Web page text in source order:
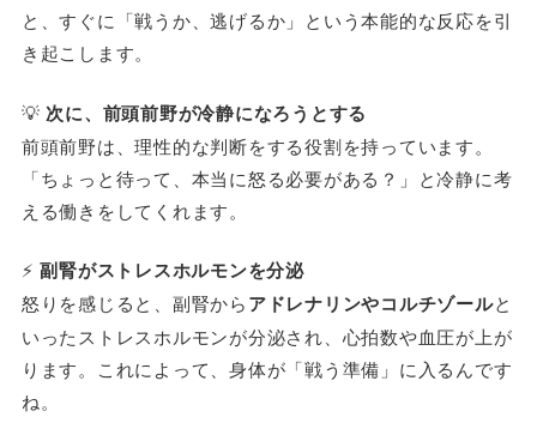
と、すぐに「戦うか、逃げるか」という本能的な反応を引
き起こします。
💡次に、前頭前野が冷静になろうとする
前頭前野は、理性的な判断をする役割を持っています。
「ちょっと待って、本当に怒る必要がある？」と冷静に考
える働きをしてくれます。
⚡副腎がストレスホルモンを分泌
怒りを感じると、副腎からアドレナリンやコルチゾールと
いったストレスホルモンが分泌され、心拍数や血圧が上が
ります。これによって、身体が「戦う準備」に入るんです
ね。